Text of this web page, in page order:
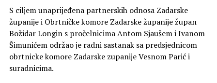
S ciljem unaprijeđena partnerskih odnosa Zadarske
županije i Obrtničke komore Zadarske županije župan
Božidar Longin s pročelnicima Antom Sjaušem i Ivanom
Šimunićem održao je radni sastanak sa predsjednicom
obrtnicke komore Zadarske zupanije Vesnom Parić i
suradnicima.